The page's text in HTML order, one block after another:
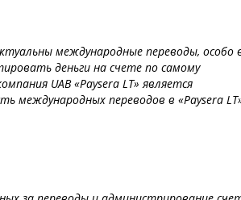
международные переводы, особо
деньги на счете по самому
UAB «Paysera LT» является
международных переводов в «Paysera